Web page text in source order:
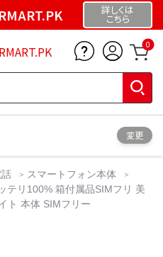
詳しくは
こちら
0
変更
スマートフォン本体
リ100% 箱付属品SIMフリ 美
ト 本体 SIMフリー